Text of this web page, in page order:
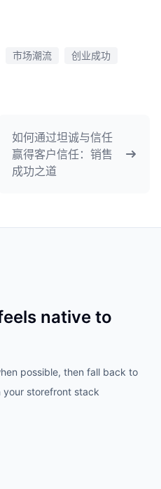
市场潮流
创业成功
如何通过坦诚与信任
赢得客户信任：销售
成功之道
native to
possible, then fall back to
your storefront stack